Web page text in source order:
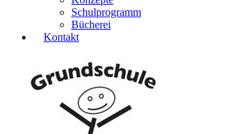
Schulprogramm
Bücherei
Kontakt